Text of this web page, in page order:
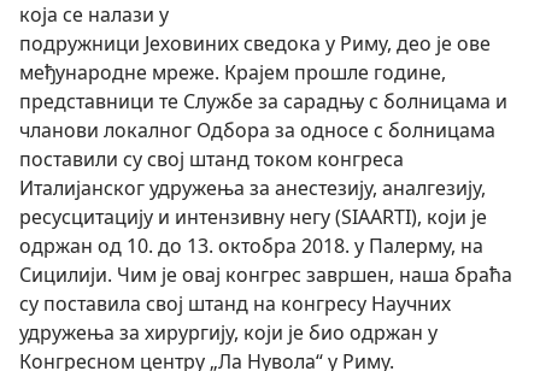
која се налази у
подружници Јеховиних сведока у Риму, део је ове
међународне мреже. Крајем прошле године,
представници те Службе за сарадњу с болницама и
чланови локалног Одбора за односе с болницама
поставили су свој штанд током конгреса
Италијанског удружења за анестезију, аналгезију,
ресусцитацију и интензивну негу (SIAARTI), који је
одржан од 10. до 13. октобра 2018. у Палерму, на
Сицилији. Чим је овај конгрес завршен, наша браћа
су поставила свој штанд на конгресу Научних
удружења за хирургију, који је био одржан у
Конгресном центру „Ла Нувола“ у Риму.